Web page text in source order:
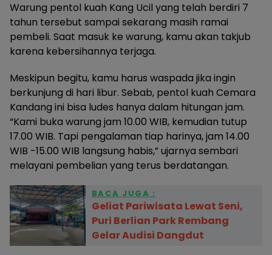
Warung pentol kuah Kang Ucil yang telah berdiri 7
tahun tersebut sampai sekarang masih ramai
pembeli. Saat masuk ke warung, kamu akan takjub
karena kebersihannya terjaga.
Meskipun begitu, kamu harus waspada jika ingin
berkunjung di hari libur. Sebab, pentol kuah Cemara
Kandang ini bisa ludes hanya dalam hitungan jam.
“Kami buka warung jam 10.00 WIB, kemudian tutup
17.00 WIB. Tapi pengalaman tiap harinya, jam 14.00
WIB -15.00 WIB langsung habis,” ujarnya sembari
melayani pembelian yang terus berdatangan.
BACA JUGA :
Geliat Pariwisata Lewat Seni,
Puri Berlian Park Rembang
Gelar Audisi Dangdut